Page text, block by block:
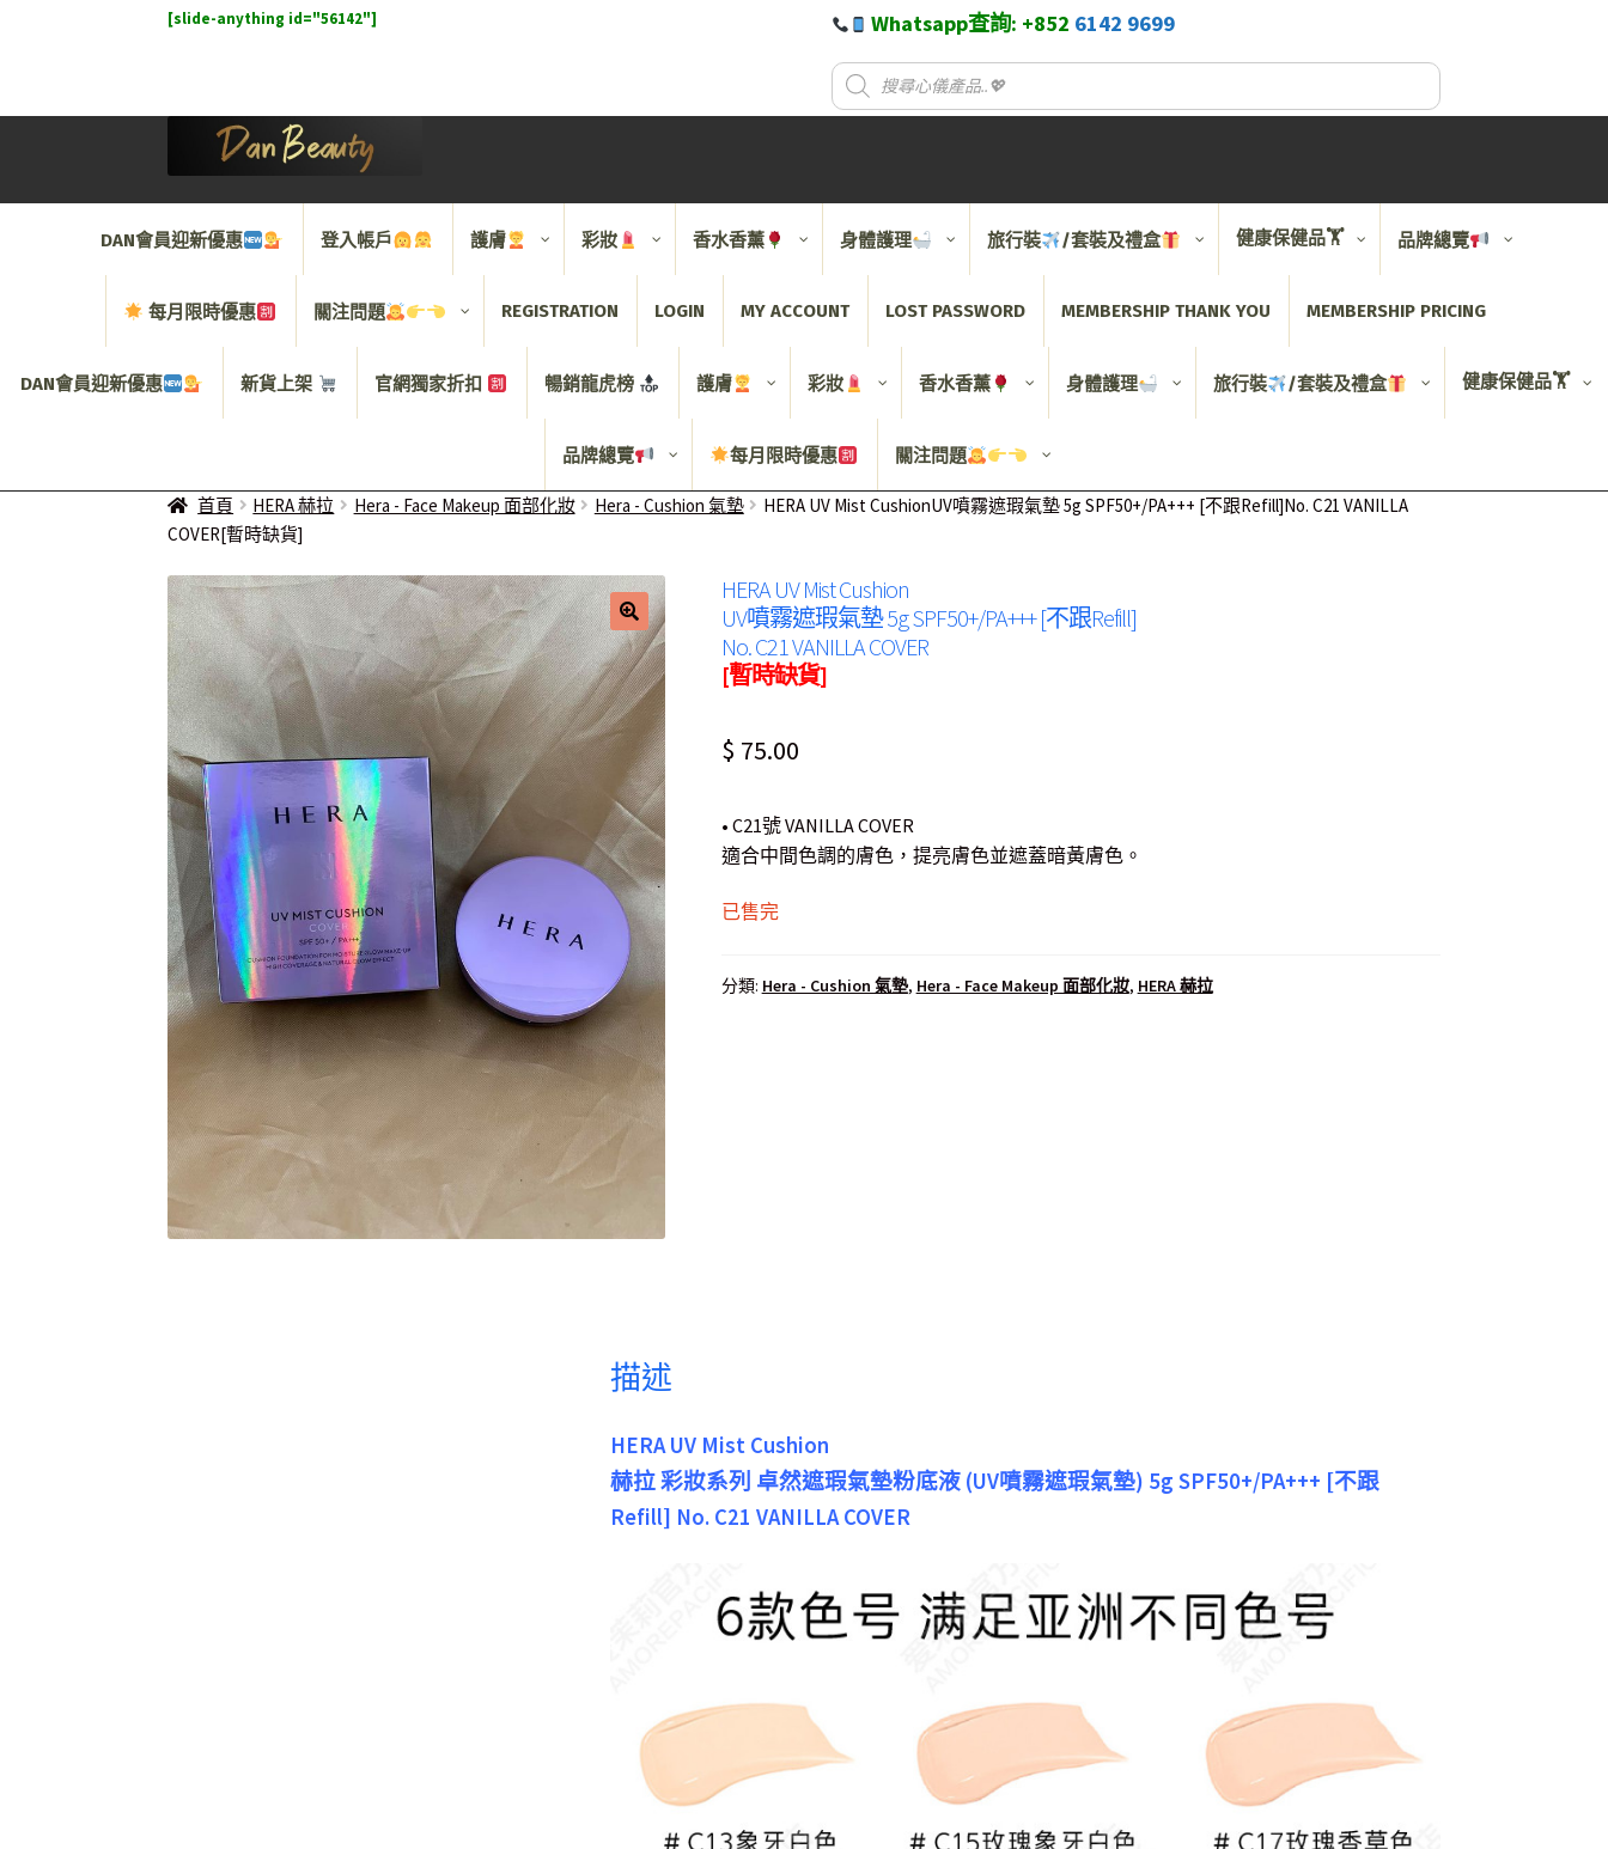
[slide-anything id="56142"] Whatsapp查詢: +852 6142 9699
DAN會員迎新優惠 登入帳戶 護膚 彩妝 香水香薰 身體護理 旅行裝 /套裝及禮盒 健康保健品🏋️ 品牌總覽
每月限時優惠 關注問題 REGISTRATION LOGIN MY ACCOUNT LOST PASSWORD MEMBERSHIP THANK YOU MEMBERSHIP PRICING
DAN會員迎新優惠 新貨上架 官網獨家折扣 暢銷龍虎榜 護膚 彩妝 香水香薰 身體護理 旅行裝 /套裝及禮盒 健康保健品🏋️
品牌總覽 每月限時優惠 關注問題
首頁 HERA 赫拉 Hera - Face Makeup 面部化妝 Hera - Cushion 氣墊
HERA UV Mist CushionUV噴霧遮瑕氣墊 5g SPF50+/PA+++ [不跟Refill]No. C21 VANILLA
COVER[暫時缺貨]
HERA UV Mist Cushion
UV噴霧遮瑕氣墊 5g SPF50+/PA+++ [不跟Refill]
No. C21 VANILLA COVER
[暫時缺貨]
$ 75.00
• C21號 VANILLA COVER
適合中間色調的膚色，提亮膚色並遮蓋暗黃膚色。
已售完
分類: Hera - Cushion 氣墊, Hera - Face Makeup 面部化妝, HERA 赫拉
描述
HERA UV Mist Cushion
赫拉 彩妝系列 卓然遮瑕氣墊粉底液 (UV噴霧遮瑕氣墊) 5g SPF50+/PA+++ [不跟
Refill] No. C21 VANILLA COVER